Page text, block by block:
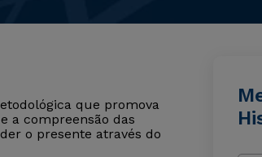
que promova
a compreensão das
o presente através do